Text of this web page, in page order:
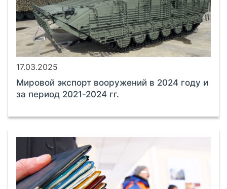
17.03.2025
Мировой экспорт вооружений в 2024 году и
за период 2021-2024 гг.